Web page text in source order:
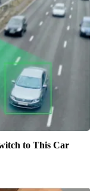
to This Car